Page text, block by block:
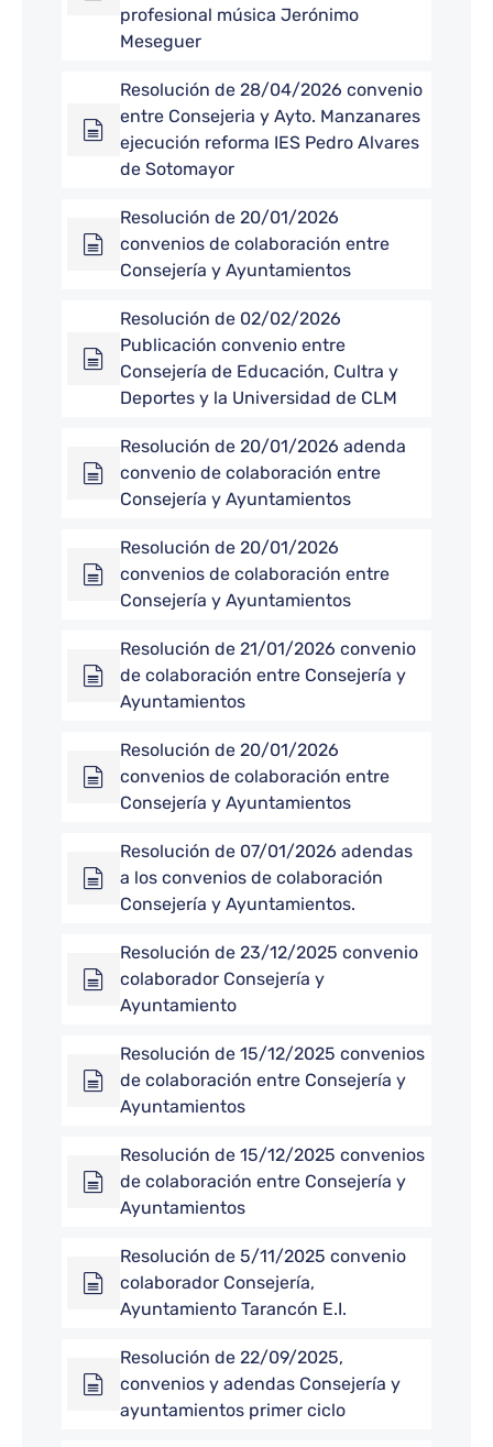
profesional música Jerónimo
Meseguer
Resolución de 28/04/2026 convenio
entre Consejeria y Ayto. Manzanares
ejecución reforma IES Pedro Alvares
de Sotomayor
Resolución de 20/01/2026
convenios de colaboración entre
Consejería y Ayuntamientos
Resolución de 02/02/2026
Publicación convenio entre
Consejería de Educación, Cultra y
Deportes y la Universidad de CLM
Resolución de 20/01/2026 adenda
convenio de colaboración entre
Consejería y Ayuntamientos
Resolución de 20/01/2026
convenios de colaboración entre
Consejería y Ayuntamientos
Resolución de 21/01/2026 convenio
de colaboración entre Consejería y
Ayuntamientos
Resolución de 20/01/2026
convenios de colaboración entre
Consejería y Ayuntamientos
Resolución de 07/01/2026 adendas
a los convenios de colaboración
Consejería y Ayuntamientos.
Resolución de 23/12/2025 convenio
colaborador Consejería y
Ayuntamiento
Resolución de 15/12/2025 convenios
de colaboración entre Consejería y
Ayuntamientos
Resolución de 15/12/2025 convenios
de colaboración entre Consejería y
Ayuntamientos
Resolución de 5/11/2025 convenio
colaborador Consejería,
Ayuntamiento Tarancón E.I.
Resolución de 22/09/2025,
convenios y adendas Consejería y
ayuntamientos primer ciclo